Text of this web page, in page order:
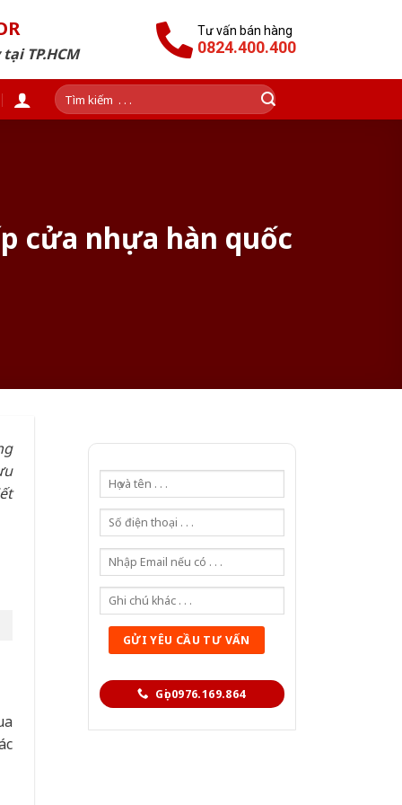
TP.HCM
Tư vấn bán hàng
0824.400.400
Tìm
kiếm:
cửa nhựa hàn quốc
Gọi 0976.169.864